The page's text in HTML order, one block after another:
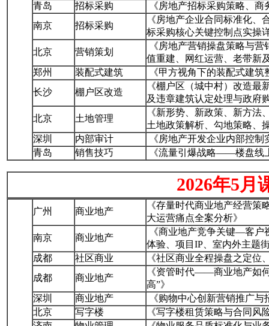
青岛
招标采购
《房地产招标采购策略、
南京
招标采购
《房地产企业合同标准化
标采购核心关键控制点实操
北京
营销策划
《房地产营销操盘策略与
值重建、网红运营、老带新
郑州
装配式建筑
《甲方视角下的装配式建
长沙
棚户区改造
《棚户区（城中村）改造
及违章建筑认定处理与政府
北京
土地管理
《新形势、新政策、新方法
土地政策解析、勾地策略、
深圳
内部审计
《房地产开发企业内部控
青岛
销售技巧 《流量引爆战略——楼盘线
2026年5月
广州 商业地产
《存量时代商业地产经营策
大运营痛点全案分析》
南京
商业地产
《商业地产竞争关键—客户
体验、项目IP、室内外主题
成都
社区商业
《社区商业全程操盘之定
成都
商业地产
《资管时代——商业地产如
高”》
深圳
商业地产
《购物中心创新营销推广与
北京
写字楼
《写字楼租赁策略与合同风